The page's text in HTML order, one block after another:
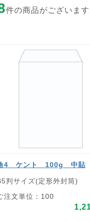
件の商品がございま
4 ケント 100g 中貼
判サイズ(定形外封筒)
注文単位：100